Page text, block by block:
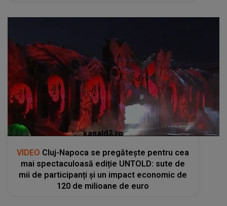
kanald2.ro
VIDEO Cluj-Napoca se pregătește pentru cea
mai spectaculoasă ediție UNTOLD: sute de
mii de participanți și un impact economic de
120 de milioane de euro